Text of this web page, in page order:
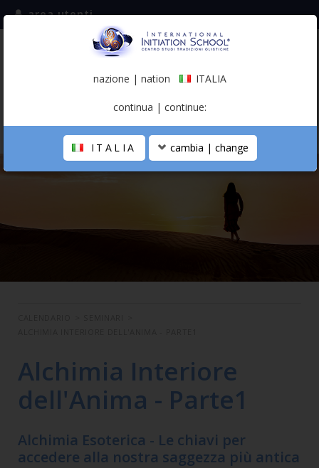
iscriviti alla mailing list
(italiano)
area utenti
LA SCUOLA
Alchimia Interiore
dell'Anima - Parte1
Alchimia Esoterica - Le chiavi per
accedere alla nostra saggezza più antica
nazione | nation ITALIA
continua | continue:
ITALIA cambia | change